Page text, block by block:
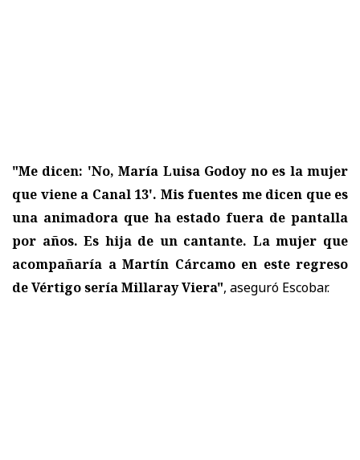
"Me dicen: 'No, María Luisa Godoy no es la mujer
que viene a Canal 13'. Mis fuentes me dicen que es
una animadora que ha estado fuera de pantalla
por años. Es hija de un cantante. La mujer que
acompañaría a Martín Cárcamo en este regreso
de Vértigo sería Millaray Viera", aseguró Escobar.